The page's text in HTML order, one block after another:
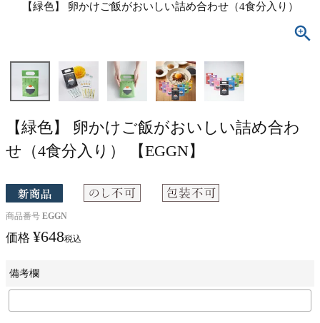
【緑色】 卵かけご飯がおいしい詰め合わせ（4食分入り）
【緑色】 卵かけご飯がおいしい詰め合わ
せ（4食分入り） 【EGGN】
商品番号 EGGN
価格 ¥648税込
備考欄